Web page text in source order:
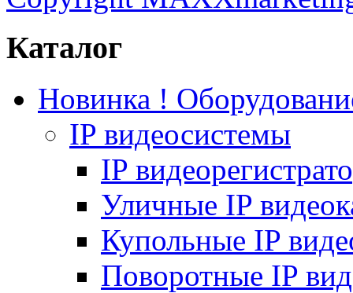
Каталог
Новинка !
IP видеосистемы
IP
Уличные IP
Купольные IP
Поворотные IP